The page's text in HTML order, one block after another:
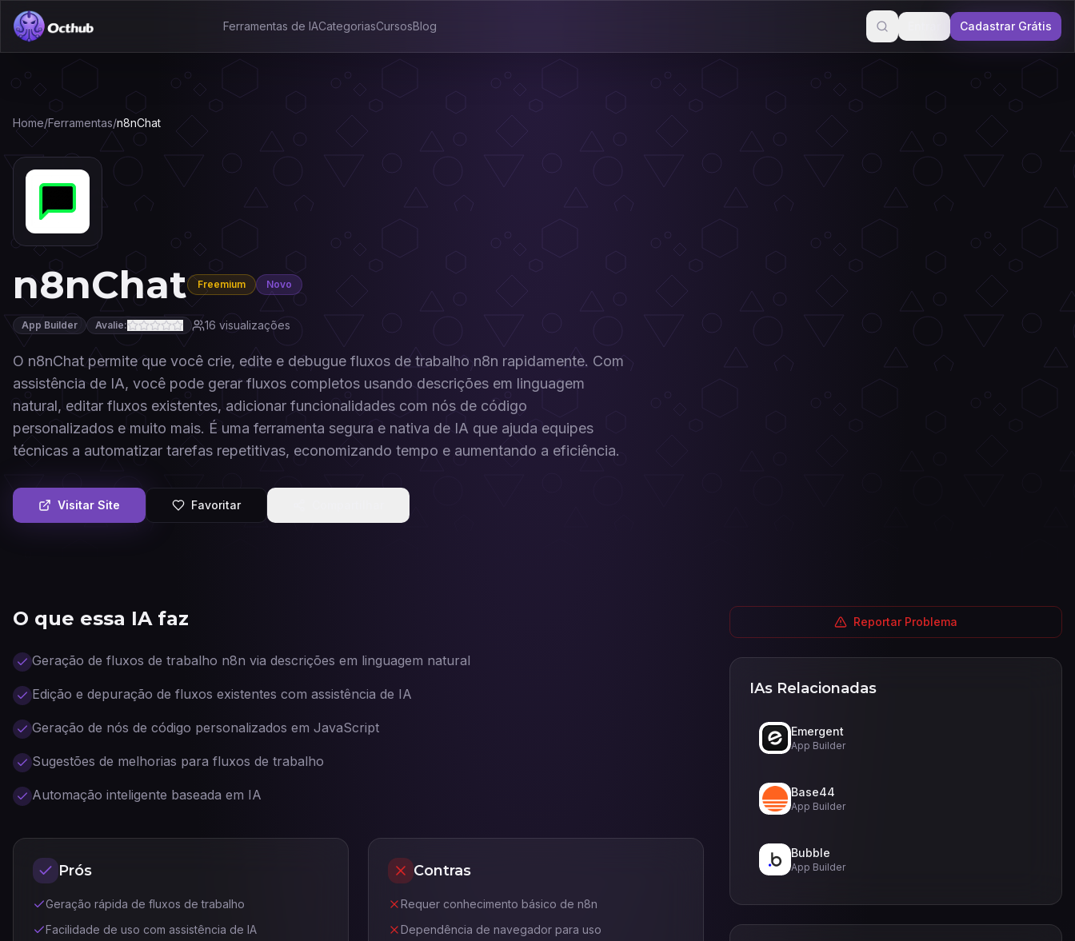
Ferramentas de IACategoriasCursosBlog Cadastrar Grátis
Home/Ferramentas/n8nChat
n8nChat Freemium Novo
App Builder Avalie: 16 visualizações
O n8nChat permite que você crie, edite e debugue fluxos de trabalho n8n rapidamente. Com
assistência de IA, você pode gerar fluxos completos usando descrições em linguagem
natural, editar fluxos existentes, adicionar funcionalidades com nós de código
personalizados e muito mais. É uma ferramenta segura e nativa de IA que ajuda equipes
técnicas a automatizar tarefas repetitivas, economizando tempo e aumentando a eficiência.
Visitar Site Favoritar
O que essa IA faz
Geração de fluxos de trabalho n8n via descrições em linguagem natural
Edição e depuração de fluxos existentes com assistência de IA
Geração de nós de código personalizados em JavaScript
Sugestões de melhorias para fluxos de trabalho
Automação inteligente baseada em IA
Prós
Geração rápida de fluxos de trabalho
Facilidade de uso com assistência de IA
Contras
Requer conhecimento básico de n8n
Dependência de navegador para uso
Reportar Problema
IAs Relacionadas
Emergent
App Builder
Base44
App Builder
Bubble
App Builder